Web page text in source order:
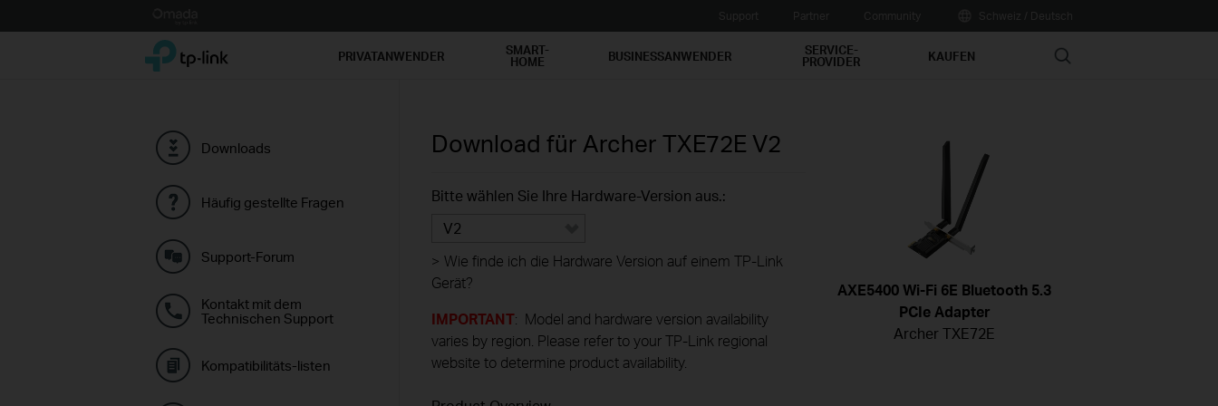
to
TP-Link, Reliably Smart PRIVATANWENDER SMART-
HOME BUSINESSANWENDER SERVICE-
PROVIDER KAUFEN Search
Downloads
Häufig gestellte Fragen
Support-Forum
Kontakt mit dem
Technischen Support
Kompatibilitäts-listen
Download für Archer TXE72E V2
Bitte wählen Sie Ihre Hardware-Version aus.:
V2
> Wie finde ich die Hardware Version auf einem TP-Link
Gerät?
IMPORTANT: Model and hardware version availability
varies by region. Please refer to your TP-Link regional
website to determine product availability.
AXE5400 Wi-Fi 6E Bluetooth 5.3
PCIe Adapter
Archer TXE72E